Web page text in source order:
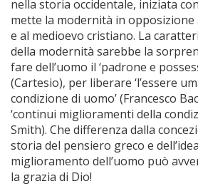
nella storia occidentale, iniziata
mette la modernità in opposizione
e al medioevo cristiano. La
della modernità sarebbe la
fare dell’uomo il ‘padrone e
(Cartesio), per liberare ‘l’essere
condizione di uomo’ (Francesco
‘continui miglioramenti della
Smith). Che differenza dalla
storia del pensiero greco e
miglioramento dell’uomo può
la grazia di Dio!